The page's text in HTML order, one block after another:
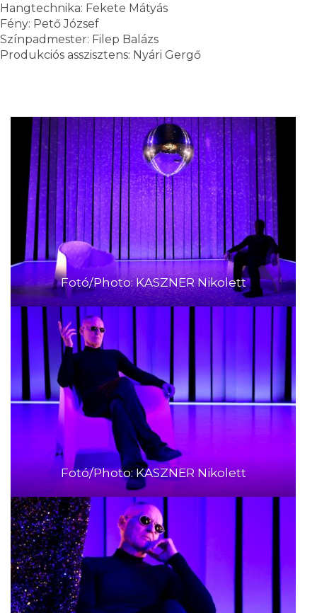
Hangtechnika: Fekete Mátyás
Fény: Pető József
Színpadmester: Filep Balázs
Produkciós asszisztens: Nyári Gergő
Fotó/Photo: KASZNER Nikolett
Fotó/Photo: KASZNER Nikolett